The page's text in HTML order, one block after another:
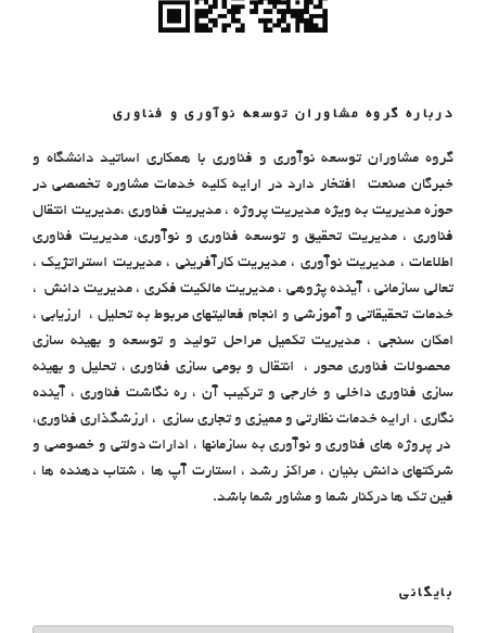
درباره گروه مشاوران توسعه نوآوری و فناوری
گروه مشاوران توسعه نوآوری و فناوری با همکاری اساتید دانشگاه و
خبرگان صنعت افتخار دارد در ارایه کلیه خدمات مشاوره تخصصی در
حوزه مدیریت به ویژه مدیریت پروژه ، مدیریت فناوری ،مدیریت انتقال
فناوری ، مدیریت تحقیق و توسعه فناوری و نوآوری، مدیریت فناوری
اطلاعات ، مدیریت نوآوری ، مدیریت کارآفرینی ، مدیریت استراتژیک ،
تعالی سازمانی ، آینده پژوهی ، مدیریت مالکیت فکری ، مدیریت دانش ،
خدمات تحقیقاتی و آموزشی و انجام فعالیتهای مربوط به تحلیل ، ارزیابی ،
امکان سنجی ، مدیریت تکمیل مراحل تولید و توسعه و بهینه سازی
محصولات فناوری محور ، انتقال و بومی سازی فناوری ، تحلیل و بهینه
سازی فناوری داخلی و خارجی و ترکیب آن ، ره نگاشت فناوری ، آینده
نگاری ، ارایه خدمات نظارتی و ممیزی و تجاری سازی ، ارزشگذاری فناوری،
در پروژه های فناوری و نوآوری به سازمانها ، ادارات دولتی و خصوصی و
شرکتهای دانش بنیان ، مراکز رشد ، استارت آپ ها ، شتاب دهنده ها ،
فین تک ها درکنار شما و مشاور شما باشد.
بایگانی